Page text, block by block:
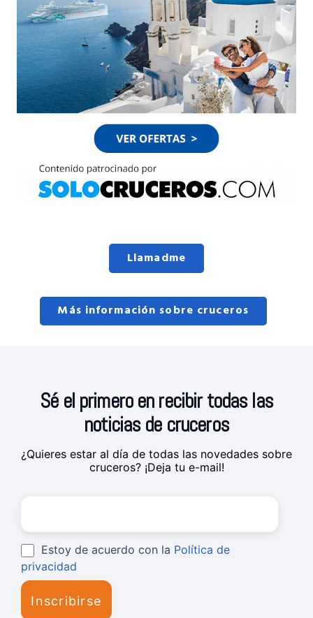
Llamadme
Más información sobre cruceros
Sé el primero en recibir todas las
noticias de cruceros
¿Quieres estar al día de todas las novedades sobre
cruceros? ¡Deja tu e-mail!
Estoy de acuerdo con la Política de
privacidad